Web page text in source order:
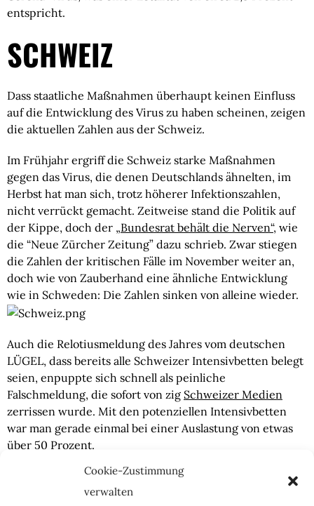
Cookie-Zustimmung
verwalten
entspricht.
SCHWEIZ
Dass staatliche Maßnahmen überhaupt keinen Einfluss
auf die Entwicklung des Virus zu haben scheinen, zeigen
die aktuellen Zahlen aus der Schweiz.
Im Frühjahr ergriff die Schweiz starke Maßnahmen
gegen das Virus, die denen Deutschlands ähnelten, im
Herbst hat man sich, trotz höherer Infektionszahlen,
nicht verrückt gemacht. Zeitweise stand die Politik auf
der Kippe, doch der „Bundesrat behält die Nerven“, wie
die “Neue Zürcher Zeitung” dazu schrieb. Zwar stiegen
die Zahlen der kritischen Fälle im November weiter an,
doch wie von Zauberhand eine ähnliche Entwicklung
wie in Schweden: Die Zahlen sinken von alleine wieder.
Auch die Relotiusmeldung des Jahres vom deutschen
LÜGEL, dass bereits alle Schweizer Intensivbetten belegt
seien, enpuppte sich schnell als peinliche
Falschmeldung, die sofort von zig Schweizer Medien
zerrissen wurde. Mit den potenziellen Intensivbetten
war man gerade einmal bei einer Auslastung von etwas
über 50 Prozent.
DEUTSCHLAND